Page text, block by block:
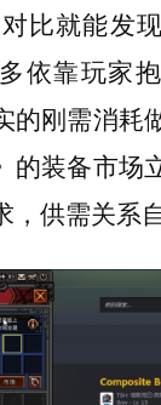
比就能发
依靠玩家
的刚需消耗
的装备市场
供需关系